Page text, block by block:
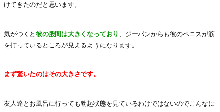
けてきたのだと思います。
気がつくと 彼の股間は大きくなっており
、ジーパンからも彼のペニスが筋
を打っているところが見えるようになります。
まず驚いたのはその大きさです。
友人達とお風呂に行っても勃起状態を見ているわけではないのでこんなに